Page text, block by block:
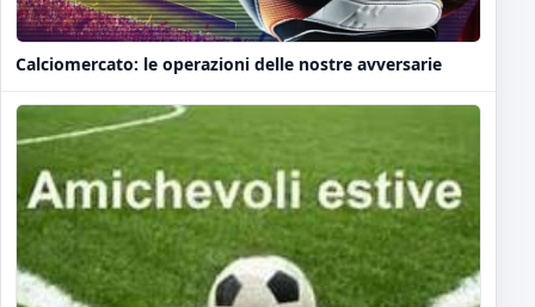
Calciomercato: le operazioni delle nostre avversarie